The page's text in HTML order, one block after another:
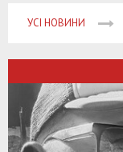
УСІ НОВИНИ